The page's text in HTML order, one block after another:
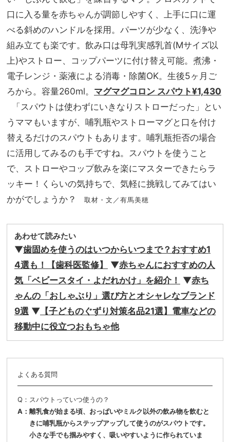
口に入る量を赤ちゃんが調節しやすく、上手に口に運
べる斜めのハンドルを採用。パーツが少なく、洗浄や
組み立ても楽です。飲み口は母乳実感乳首(Mサイズ以
上)やストロー、コップパーツに付け替え可能。煮沸・
電子レンジ・薬液による消毒・除菌OK。生後5ヶ月ご
ろから。容量260ml。 マグマグコロン スパウト¥1,430
「スパウトは使わずにいきなりストローだった」とい
うママもいますが、哺乳瓶やストローマグと口を付け
替えるだけのスパウトもあります。哺乳瓶拒否の場合
に活用してみるのも手ですね。スパウトを使うこと
で、ストローやコップ飲みを楽にマスターできたらラ
ッキー！くらいの気持ちで、気軽に挑戦してみてはい
かがでしょうか？
取材・文／有馬美穂
あわせて読みたい
▼歯固めを使うのはいつからいつまで？おすすめ1
4選も！【歯科医監修】
▼赤ちゃんにおすすめの人
気「ベビースタイ・よだれかけ」を紹介！
▼赤ち
ゃんの「おしゃぶり」選び方とオシャレなブランド
9選 ▼ 【子どものぐずり対策名品21選】電車などの
移動中に役立つおもちゃ他
よくある質問
スパウトっていつ使うの？
離乳食が始まる頃、おっぱいやミルク以外の飲み物を飲むと
きに哺乳瓶からステップアップして使うのがスパウトです。
小さな手でも掴みやすく、吸いやすいように作られていま